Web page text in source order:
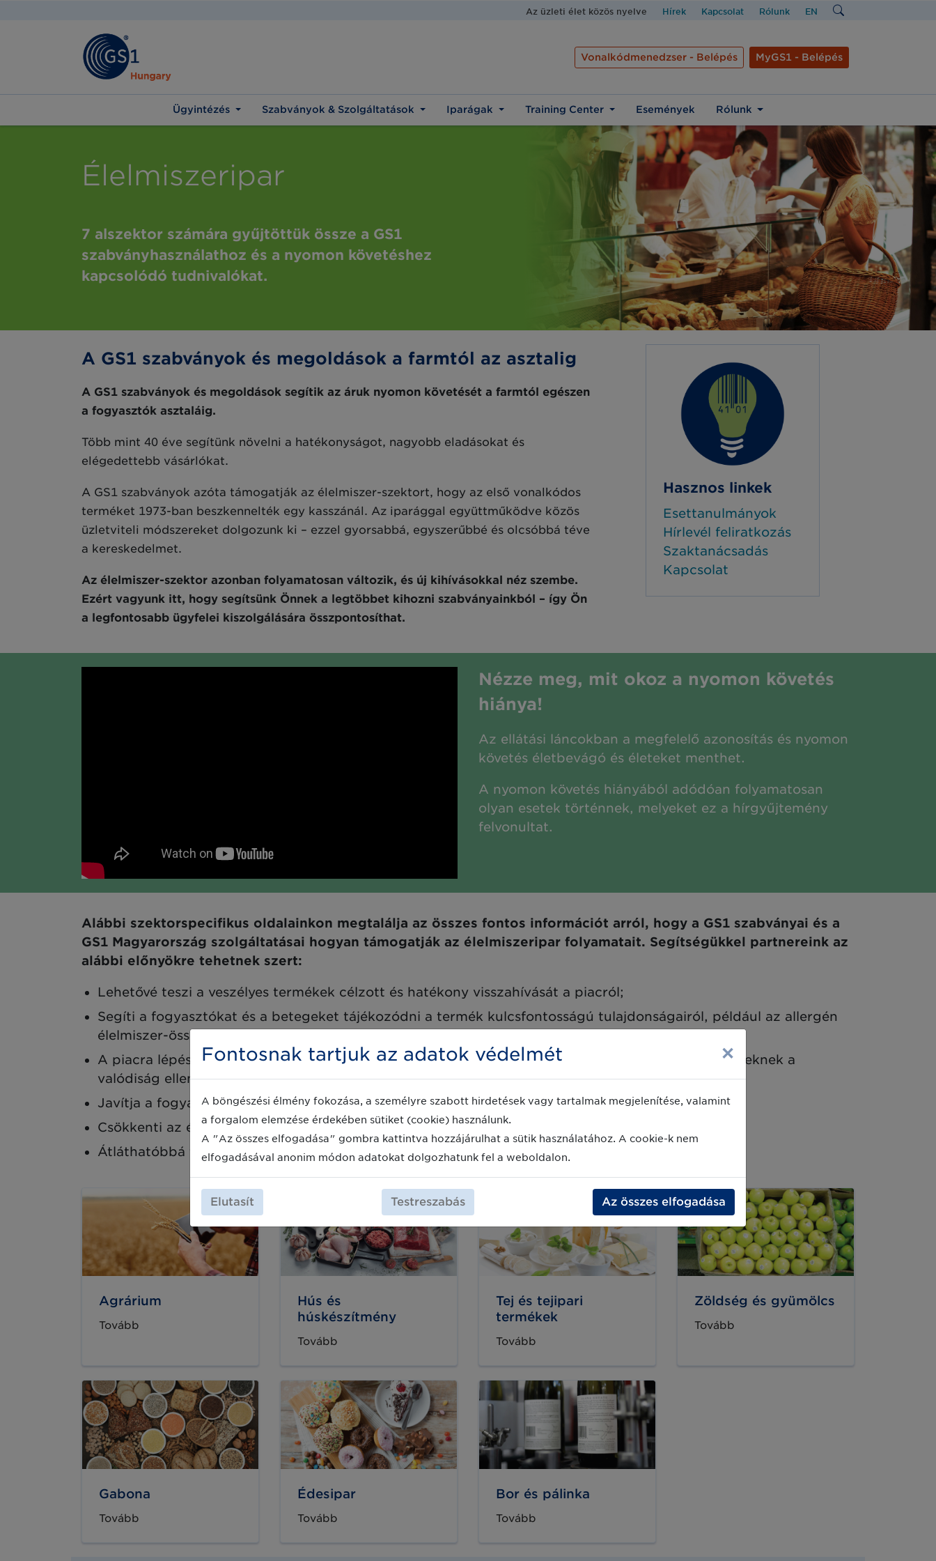
Az üzleti élet közös nyelve Hírek Kapcsolat Rólunk EN
Vonalkódmenedzser - Belépés MyGS1 - Belépés
Ügyintézés Szabványok & Szolgáltatások Iparágak Training Center Események Rólunk
Élelmiszeripar
7 alszektor számára gyűjtöttük össze a GS1
szabványhasználathoz és a nyomon követéshez
kapcsolódó tudnivalókat.
A GS1 szabványok és megoldások a farmtól az asztalig
A GS1 szabványok és megoldások segítik az áruk nyomon követését a farmtól egészen
a fogyasztók asztaláig.
Több mint 40 éve segítünk növelni a hatékonyságot, nagyobb eladásokat és
elégedettebb vásárlókat.
A GS1 szabványok azóta támogatják az élelmiszer-szektort, hogy az első vonalkódos
terméket 1973-ban beszkennelték egy kasszánál. Az iparággal együttműködve közös
üzletviteli módszereket dolgozunk ki – ezzel gyorsabbá, egyszerűbbé és olcsóbbá téve
a kereskedelmet.
Az élelmiszer-szektor azonban folyamatosan változik, és új kihívásokkal néz szembe.
Ezért vagyunk itt, hogy segítsünk Önnek a legtöbbet kihozni szabványainkból – így Ön
a legfontosabb ügyfelei kiszolgálására összpontosíthat.
Hasznos linkek
Esettanulmányok
Hírlevél feliratkozás
Szaktanácsadás
Kapcsolat
Nézze meg, mit okoz a nyomon követés
hiánya!
Az ellátási láncokban a megfelelő azonosítás és nyomon
követés életbevágó és életeket menthet.
A nyomon követés hiányából adódóan folyamatosan
olyan esetek történnek, melyeket ez a hírgyűjtemény
felvonultat.
Alábbi szektorspecifikus oldalainkon megtalálja az összes fontos információt arról, hogy a GS1 szabványai és a
GS1 Magyarország szolgáltatásai hogyan támogatják az élelmiszeripar folyamatait. Segítségükkel partnereink az
alábbi előnyökre tehetnek szert:
Lehetővé teszi a veszélyes termékek célzott és hatékony visszahívását a piacról;
Segíti a fogyasztókat és a betegeket tájékozódni a termék kulcsfontosságú tulajdonságairól, például az allergén
élelmiszer-összetevőkről;
A piacra lépés előtt azonosítja a hamisított termékeket, és nagyobb lehetőséget biztosít az ügyfeleknek a
valódiság ellenőrzésére;
Javítja a fogyasztók és a betegek biztonságát, és védi a márka integritását;
Csökkenti az élelmiszerhulladékot és a csomagolási hulladékot;
Átláthatóbbá teszi a folyamatokat és a termékek útját.
Agrárium
Tovább
Hús és
húskészítmény
Tovább
Tej és tejipari
termékek
Tovább
Zöldség és gyümölcs
Tovább
Gabona
Tovább
Édesipar
Tovább
Bor és pálinka
Tovább
Fontosnak tartjuk az adatok védelmét ×
A böngészési élmény fokozása, a személyre szabott hirdetések vagy tartalmak megjelenítése, valamint
a forgalom elemzése érdekében sütiket (cookie) használunk.
A "Az összes elfogadása" gombra kattintva hozzájárulhat a sütik használatához. A cookie-k nem
elfogadásával anonim módon adatokat dolgozhatunk fel a weboldalon.
Elutasít Testreszabás Az összes elfogadása